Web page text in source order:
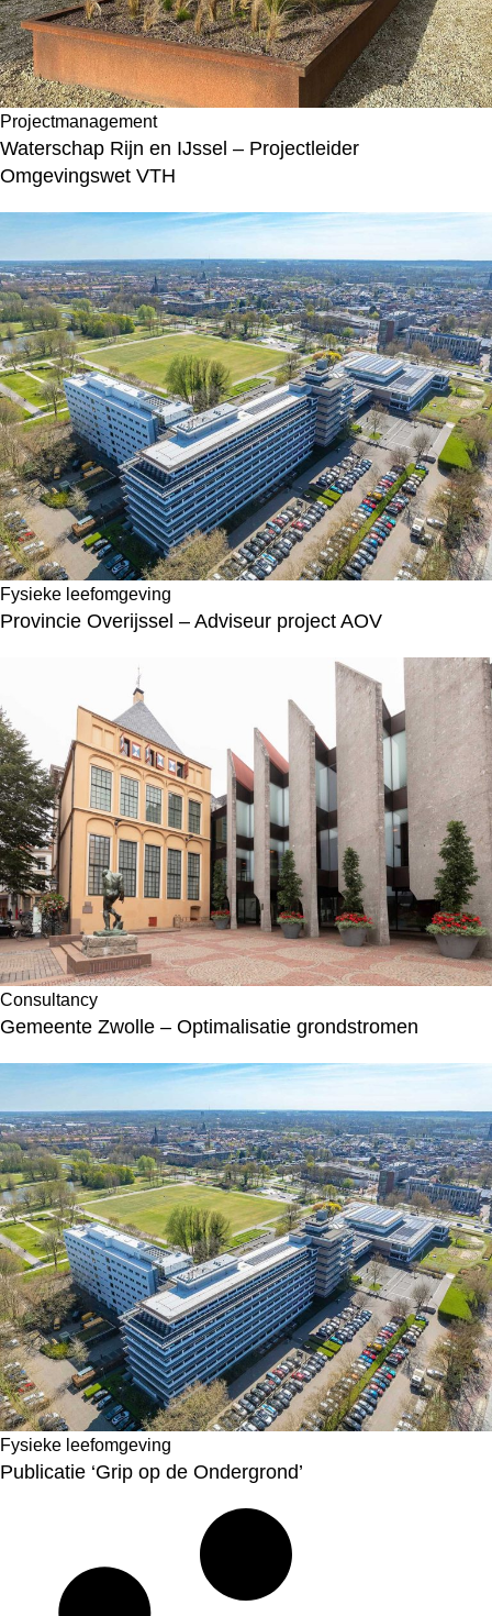
Projectmanagement
Waterschap Rijn en IJssel – Projectleider
Omgevingswet VTH
Fysieke leefomgeving
Provincie Overijssel – Adviseur project AOV
Consultancy
Gemeente Zwolle – Optimalisatie grondstromen
Fysieke leefomgeving
Publicatie ‘Grip op de Ondergrond’